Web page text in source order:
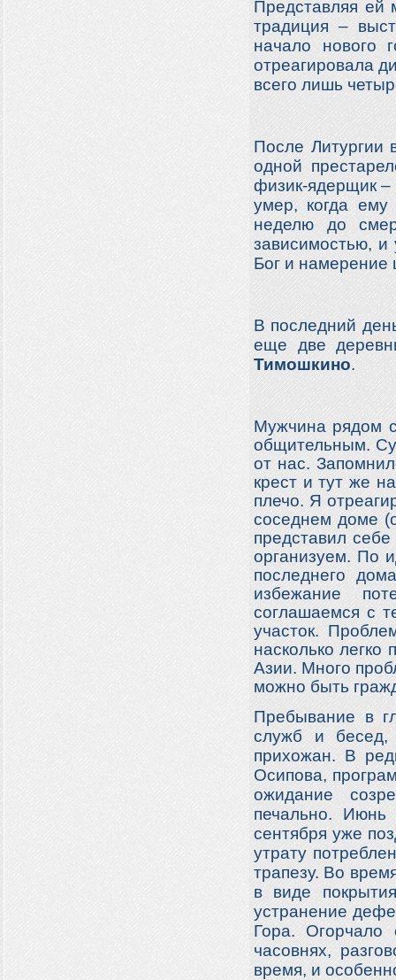
Представляя ей
традиция –
начало нового
отреагировала
всего лишь
После Литургии
одной
физик-ядерщик
умер, когда
неделю до
зависимостью, и
Бог и намерение
В последний
еще две
Тимошкино.
Мужчина рядом
общительным.
от нас.
крест и тут же
плечо. Я
соседнем доме
представил
организуем. По
последнего
избежание
соглашаемся с
участок.
насколько
Азии. Много
можно быть
Пребывание в
служб и бесед,
прихожан. В
Осипова,
ожидание
печально.
сентября уже
утрату
трапезу. Во
в виде
устранение
Гора.
часовнях,
время, и